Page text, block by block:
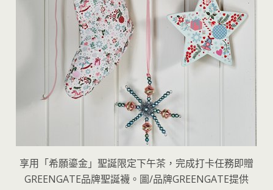
享用「希願鎏金」聖誕限定下午茶，完成打卡任務即贈
GREENGATE品牌聖誕襪。圖/品牌GREENGATE提供